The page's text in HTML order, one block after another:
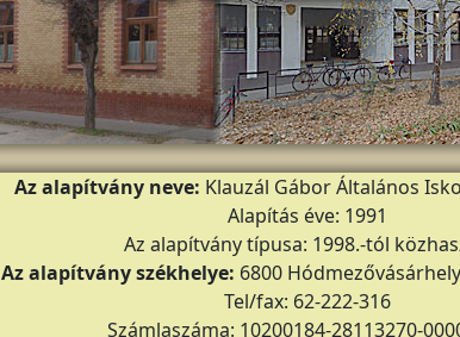
Az alapítvány neve: Klauzál Gábor Általános
Alapítás éve: 1991
Az alapítvány típusa: 1998.-tól
Az alapítvány székhelye: 6800
Tel/fax: 62-222-316
Számlaszáma: 10200184-28113270-